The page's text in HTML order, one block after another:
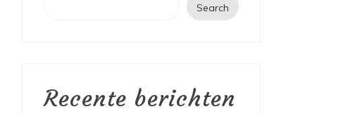
Search
Recente berichten